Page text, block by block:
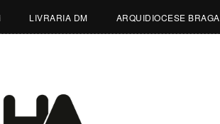
LIVRARIA DM ARQUIDIOCESE BRAGA